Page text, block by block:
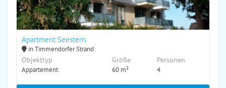
Apartment Seestern
in Timmendorfer Strand
Objekttyp
Appartement
Größe
60 m²
Personen
4